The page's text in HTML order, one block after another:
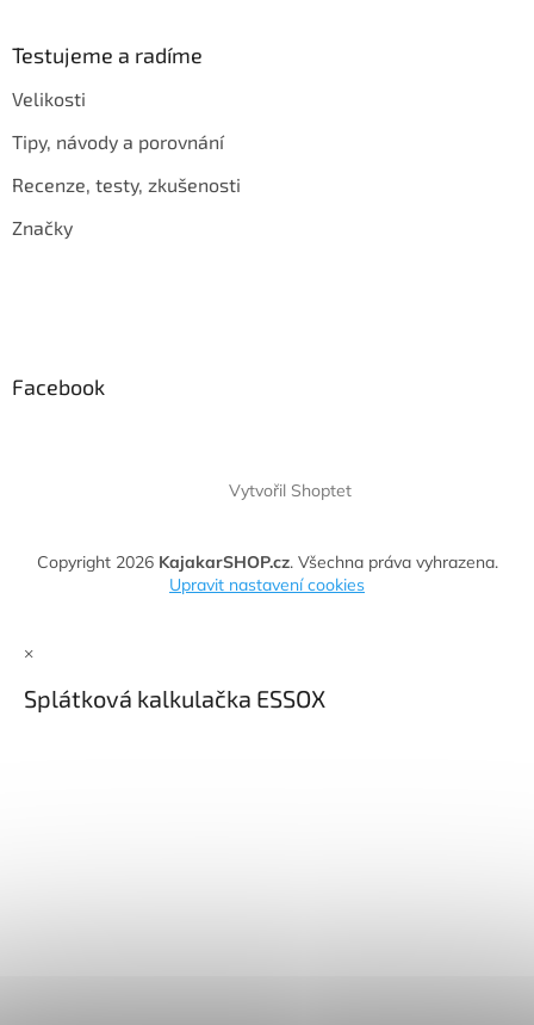
Testujeme a radíme
Velikosti
Tipy, návody a porovnání
Recenze, testy, zkušenosti
Značky
Facebook
Vytvořil Shoptet
Copyright 2026 KajakarSHOP.cz. Všechna práva vyhrazena.
Upravit nastavení cookies
×
Splátková kalkulačka ESSOX